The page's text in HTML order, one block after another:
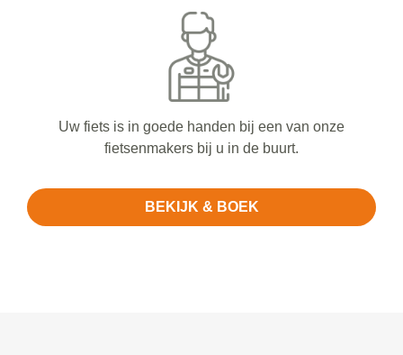
Uw fiets is in goede handen bij een van onze
fietsenmakers bij u in de buurt.
BEKIJK & BOEK